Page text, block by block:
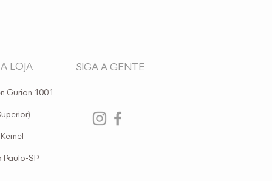
LOJA
Gurion 1001
Paulo-SP
SIGA A GENTE